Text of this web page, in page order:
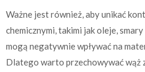
Ważne jest również, aby unikać
chemicznymi, takimi jak oleje,
mogą negatywnie wpływać na
Dlatego warto przechowywać wąż